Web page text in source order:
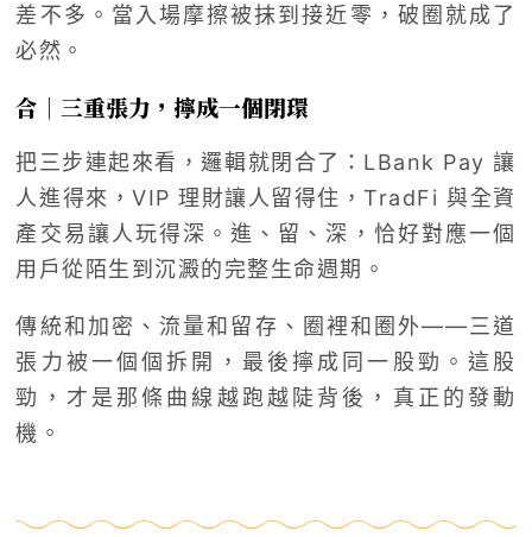
差不多。當入場摩擦被抹到接近零，破圈就成了
必然。
合｜三重張力，擰成一個閉環
把三步連起來看，邏輯就閉合了：LBank Pay 讓
人進得來，VIP 理財讓人留得住，TradFi 與全資
產交易讓人玩得深。進、留、深，恰好對應一個
用戶從陌生到沉澱的完整生命週期。
傳統和加密、流量和留存、圈裡和圈外——三道
張力被一個個拆開，最後擰成同一股勁。這股
勁，才是那條曲線越跑越陡背後，真正的發動
機。